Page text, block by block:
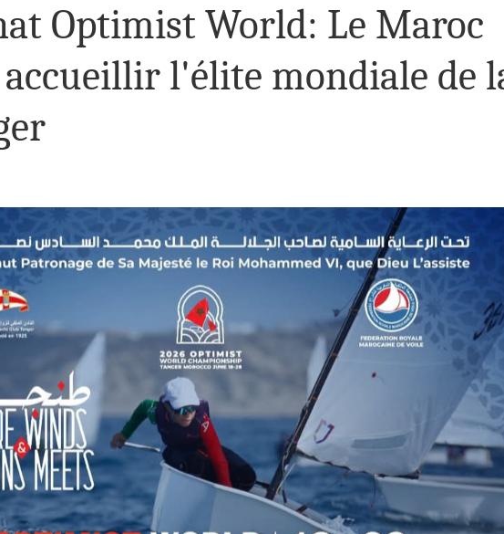
Optimist World: Le Maroc
accueillir l'élite mondiale de